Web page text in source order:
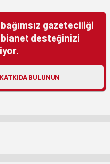
gazeteciliği
desteğinizi
BULUNUN